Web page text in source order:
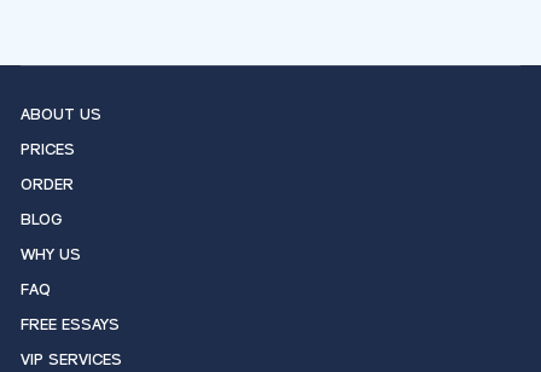
ABOUT US
PRICES
ORDER
BLOG
WHY US
FAQ
FREE ESSAYS
VIP SERVICES